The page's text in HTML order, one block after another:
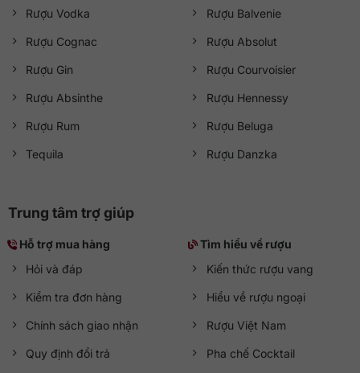
Rượu Vodka
Rượu Cognac
Rượu Gin
Rượu Absinthe
Rượu Rum
Tequila
Rượu Balvenie
Rượu Absolut
Rượu Courvoisier
Rượu Hennessy
Rượu Beluga
Rượu Danzka
Trung tâm trợ giúp
Hỗ trợ mua hàng
Hỏi và đáp
Kiểm tra đơn hàng
Chính sách giao nhận
Quy định đổi trả
Tìm hiểu về rượu
Kiến thức rượu vang
Hiểu về rượu ngoại
Rượu Việt Nam
Pha chế Cocktail